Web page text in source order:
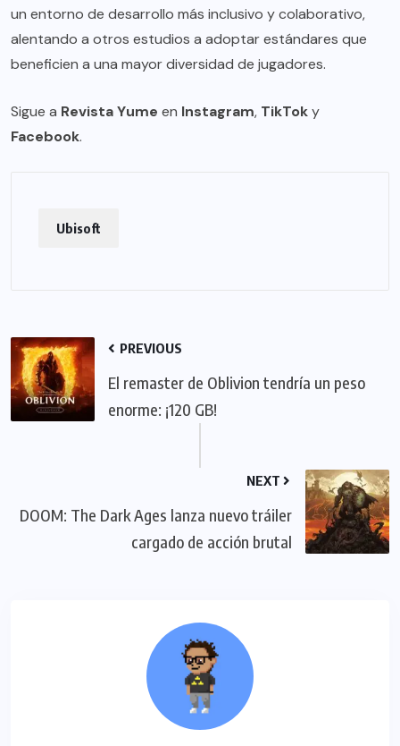
un entorno de desarrollo más inclusivo y colaborativo,
alentando a otros estudios a adoptar estándares que
beneficien a una mayor diversidad de jugadores.
Sigue a Revista Yume en Instagram, TikToky
Facebook.
Ubisoft
PREVIOUS
El remaster de Oblivion tendría un peso
enorme: ¡120 GB!
NEXT
DOOM: The Dark Ages lanza nuevo tráiler
cargado de acción brutal